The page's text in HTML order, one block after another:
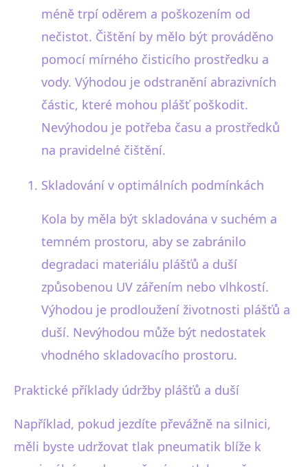
méně trpí oděrem a poškozením od
nečistot. Čištění by mělo být prováděno
pomocí mírného čisticího prostředku a
vody. Výhodou je odstranění abrazivních
částic, které mohou plášť poškodit.
Nevýhodou je potřeba času a prostředků
na pravidelné čištění.
Skladování v optimálních podmínkách
Kola by měla být skladována v suchém a
temném prostoru, aby se zabránilo
degradaci materiálu plášťů a duší
způsobenou UV zářením nebo vlhkostí.
Výhodou je prodloužení životnosti plášťů a
duší. Nevýhodou může být nedostatek
vhodného skladovacího prostoru.
Praktické příklady údržby plášťů a duší
Například, pokud jezdíte převážně na silnici,
měli byste udržovat tlak pneumatik blíže k